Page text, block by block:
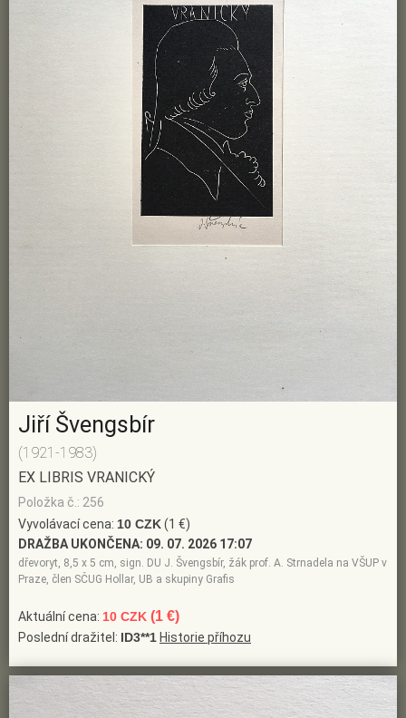
Jiří Švengsbír
(1921-1983)
EX LIBRIS VRANICKÝ
Položka č.: 256
Vyvolávací cena: 10 CZK(1 €)
DRAŽBA UKONČENA: 09. 07. 2026 17:07
dřevoryt, 8,5 x 5 cm, sign. DU J. Švengsbír, žák prof. A. Strnadela na VŠUP v
Praze, člen SČUG Hollar, UB a skupiny Grafis
Aktuální cena: 10 CZK (1 €)
Poslední dražitel: ID3**1 Historie příhozu